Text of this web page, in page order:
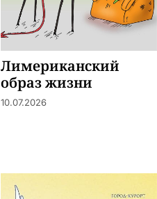
Лимериканский
образ жизни
10.07.2026